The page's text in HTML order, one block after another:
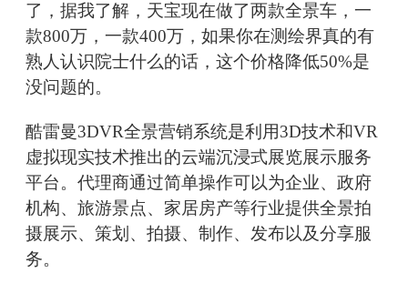
了，据我了解，天宝现在做了两款全景车，一
款800万，一款400万，如果你在测绘界真的有
熟人认识院士什么的话，这个价格降低50%是
没问题的。
酷雷曼3DVR全景营销系统是利用3D技术和VR
虚拟现实技术推出的云端沉浸式展览展示服务
平台。代理商通过简单操作可以为企业、政府
机构、旅游景点、家居房产等行业提供全景拍
摄展示、策划、拍摄、制作、发布以及分享服
务。